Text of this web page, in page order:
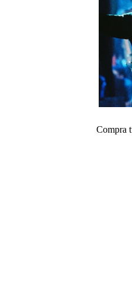
Compra